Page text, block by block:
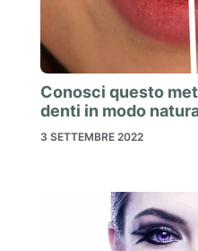
Conosci questo
denti in modo
3 SETTEMBRE 2022